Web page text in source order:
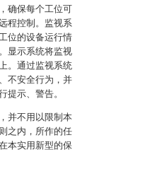
确保每个工位可
程控制。监视系
位的设备运行情
显示系统将监视
。通过监视系统
不安全行为，并
提示、警告。
并不用以限制本
之内，所作的任
本实用新型的保